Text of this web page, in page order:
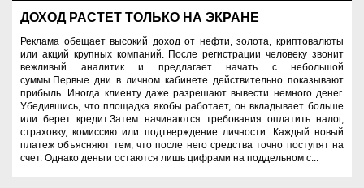
ДОХОД РАСТЕТ ТОЛЬКО НА ЭКРАНЕ
Реклама обещает высокий доход от нефти, золота, криптовалюты
или акций крупных компаний. После регистрации человеку звонит
вежливый аналитик и предлагает начать с небольшой
суммы.Первые дни в личном кабинете действительно показывают
прибыль. Иногда клиенту даже разрешают вывести немного денег.
Убедившись, что площадка якобы работает, он вкладывает больше
или берет кредит.Затем начинаются требования оплатить налог,
страховку, комиссию или подтверждение личности. Каждый новый
платеж объясняют тем, что после него средства точно поступят на
счет. Однако деньги остаются лишь цифрами на поддельном с...